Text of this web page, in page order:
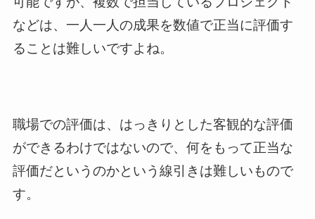
などは、一人一人の成果を数値で正当に評価す
ることは難しいですよね。
職場での評価は、はっきりとした客観的な評価
ができるわけではないので、何をもって正当な
評価だというのかという線引きは難しいもので
す。